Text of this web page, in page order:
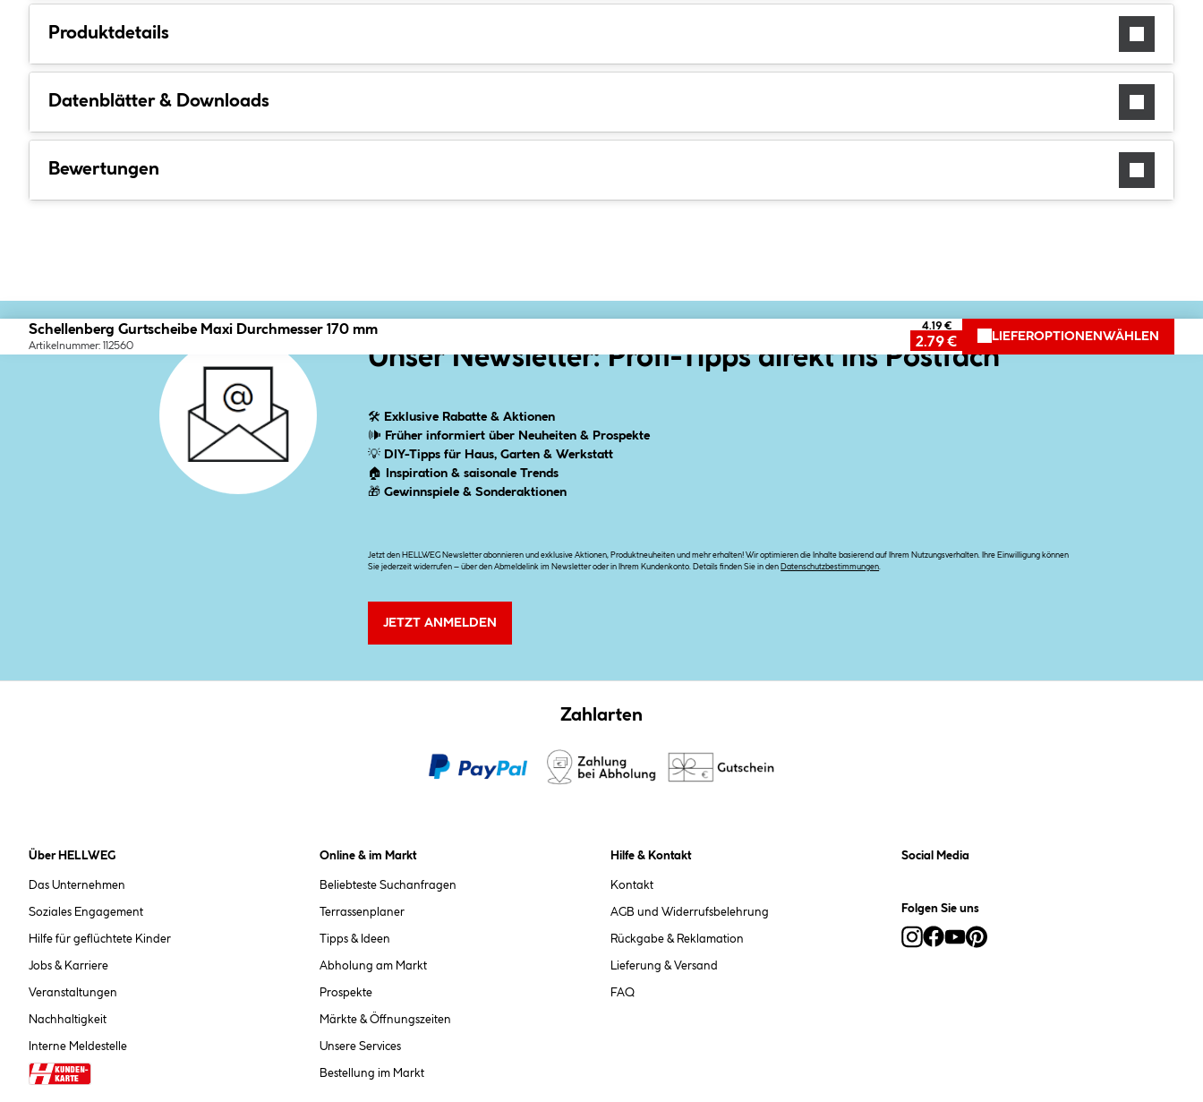
Produktdetails
Datenblätter & Downloads
Bewertungen
Schellenberg Gurtscheibe Maxi Durchmesser 170 mm
Artikelnummer: 112560
4.19 €
2.79 € LIEFEROPTIONEN WÄHLEN
Unser Newsletter: Profi-Tipps direkt ins Postfach
🛠 Exklusive Rabatte & Aktionen
🕪 Früher informiert über Neuheiten & Prospekte
💡 DIY-Tipps für Haus, Garten & Werkstatt
🏠
Inspiration & saisonale Trends
🎁Gewinnspiele & Sonderaktionen
Jetzt den HELLWEG Newsletter abonnieren und exklusive Aktionen, Produktneuheiten und mehr erhalten! Wir optimieren die Inhalte basierend auf Ihrem Nutzungsverhalten. Ihre Einwilligung können
Sie jederzeit widerrufen – über den Abmeldelink im Newsletter oder in Ihrem Kundenkonto. Details finden Sie in den Datenschutzbestimmungen.
JETZT ANMELDEN
Zahlarten
Über HELLWEG
Das Unternehmen
Soziales Engagement
Hilfe für geflüchtete Kinder
Jobs & Karriere
Veranstaltungen
Nachhaltigkeit
Interne Meldestelle
Online & im Markt
Beliebteste Suchanfragen
Terrassenplaner
Tipps & Ideen
Abholung am Markt
Prospekte
Märkte & Öffnungszeiten
Unsere Services
Bestellung im Markt
Hilfe & Kontakt
Kontakt
AGB und Widerrufsbelehrung
Rückgabe & Reklamation
Lieferung & Versand
FAQ
Social Media
Folgen Sie uns